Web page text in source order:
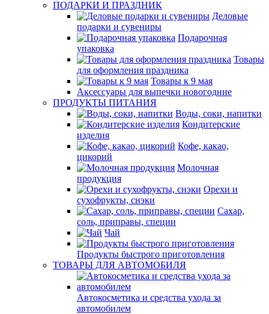
ПОДАРКИ И ПРАЗДНИК
Деловые
подарки и сувениры
Подарочная
упаковка
Товары
для оформления праздника
Товары к 9 мая
Аксессуары для выпечки новогодние
ПРОДУКТЫ ПИТАНИЯ
Воды, соки, напитки
Кондитерские
изделия
Кофе, какао,
цикорий
Молочная
продукция
Орехи и
сухофрукты, снэки
Сахар,
соль, приправы, специи
Чай
Продукты быстрого приготовления
ТОВАРЫ ДЛЯ АВТОМОБИЛЯ
Автокосметика и средства ухода за
автомобилем